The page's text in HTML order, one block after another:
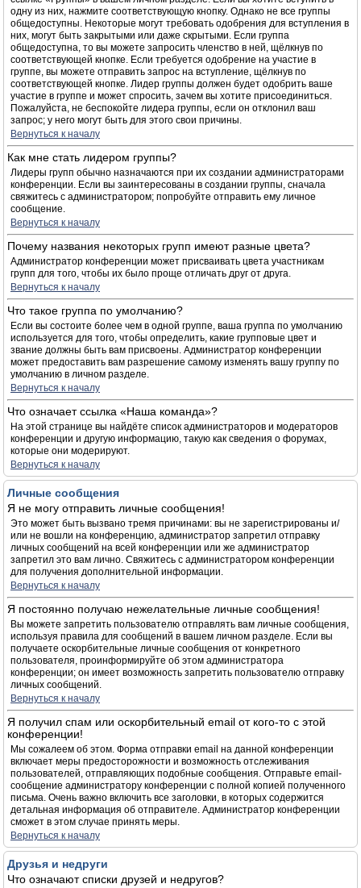
одну из них, нажмите соответствующую кнопку. Однако не все группы
общедоступны. Некоторые могут требовать одобрения для вступления в
них, могут быть закрытыми или даже скрытыми. Если группа
общедоступна, то вы можете запросить членство в ней, щёлкнув по
соответствующей кнопке. Если требуется одобрение на участие в
группе, вы можете отправить запрос на вступление, щёлкнув по
соответствующей кнопке. Лидер группы должен будет одобрить ваше
участие в группе и может спросить, зачем вы хотите присоединиться.
Пожалуйста, не беспокойте лидера группы, если он отклонил ваш
запрос; у него могут быть для этого свои причины.
Вернуться к началу
Как мне стать лидером группы?
Лидеры групп обычно назначаются при их создании администраторами
конференции. Если вы заинтересованы в создании группы, сначала
свяжитесь с администратором; попробуйте отправить ему личное
сообщение.
Вернуться к началу
Почему названия некоторых групп имеют разные цвета?
Администратор конференции может присваивать цвета участникам
групп для того, чтобы их было проще отличать друг от друга.
Вернуться к началу
Что такое группа по умолчанию?
Если вы состоите более чем в одной группе, ваша группа по умолчанию
используется для того, чтобы определить, какие групповые цвет и
звание должны быть вам присвоены. Администратор конференции
может предоставить вам разрешение самому изменять вашу группу по
умолчанию в личном разделе.
Вернуться к началу
Что означает ссылка «Наша команда»?
На этой странице вы найдёте список администраторов и модераторов
конференции и другую информацию, такую как сведения о форумах,
которые они модерируют.
Вернуться к началу
Личные сообщения
Я не могу отправить личные сообщения!
Это может быть вызвано тремя причинами: вы не зарегистрированы и/
или не вошли на конференцию, администратор запретил отправку
личных сообщений на всей конференции или же администратор
запретил это вам лично. Свяжитесь с администратором конференции
для получения дополнительной информации.
Вернуться к началу
Я постоянно получаю нежелательные личные сообщения!
Вы можете запретить пользователю отправлять вам личные сообщения,
используя правила для сообщений в вашем личном разделе. Если вы
получаете оскорбительные личные сообщения от конкретного
пользователя, проинформируйте об этом администратора
конференции; он имеет возможность запретить пользователю отправку
личных сообщений.
Вернуться к началу
Я получил спам или оскорбительный email от кого-то с этой
конференции!
Мы сожалеем об этом. Форма отправки email на данной конференции
включает меры предосторожности и возможность отслеживания
пользователей, отправляющих подобные сообщения. Отправьте email-
сообщение администратору конференции с полной копией полученного
письма. Очень важно включить все заголовки, в которых содержится
детальная информация об отправителе. Администратор конференции
сможет в этом случае принять меры.
Вернуться к началу
Друзья и недруги
Что означают списки друзей и недругов?